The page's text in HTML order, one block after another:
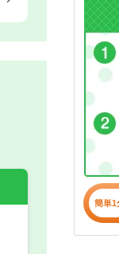
簡単1